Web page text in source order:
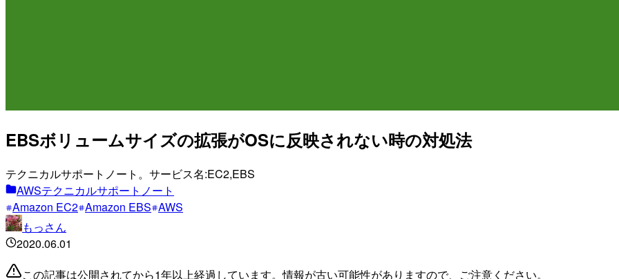
EBSボリュームサイズの拡張がOSに反映されない時の対処法
テクニカルサポートノート。サービス名:EC2,EBS
AWSテクニカルサポートノート
Amazon EC2 Amazon EBS AWS
もっさん
2020.06.01
この記事は公開されてから1年以上経過しています。情報が古い可能性がありますので、ご注意ください。